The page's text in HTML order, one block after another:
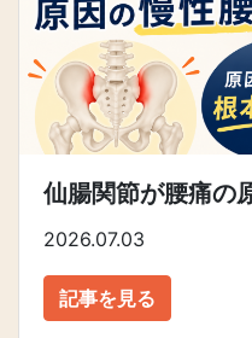
仙腸関節が腰痛の
2026.07.03
記事を見る